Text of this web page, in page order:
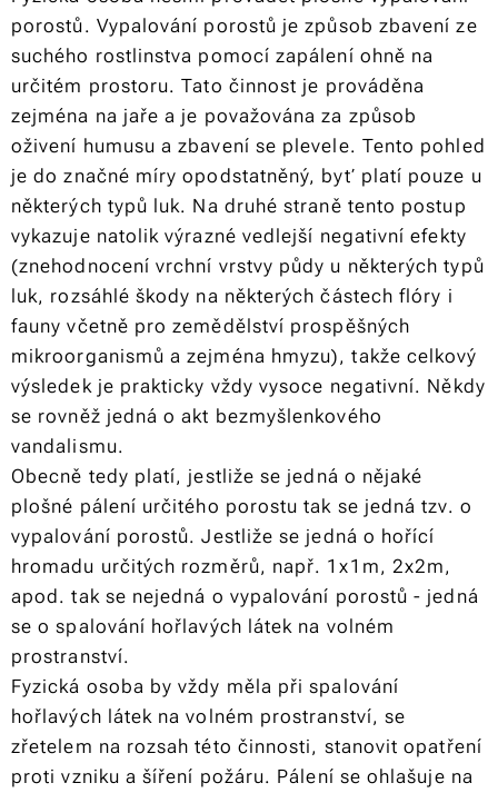
porostů. Vypalování porostů je způsob zbavení ze
suchého rostlinstva pomocí zapálení ohně na
určitém prostoru. Tato činnost je prováděna
zejména na jaře a je považována za způsob
oživení humusu a zbavení se plevele. Tento pohled
je do značné míry opodstatněný, byť platí pouze u
některých typů luk. Na druhé straně tento postup
vykazuje natolik výrazné vedlejší negativní efekty
(znehodnocení vrchní vrstvy půdy u některých typů
luk, rozsáhlé škody na některých částech flóry i
fauny včetně pro zemědělství prospěšných
mikroorganismů a zejména hmyzu), takže celkový
výsledek je prakticky vždy vysoce negativní. Někdy
se rovněž jedná o akt bezmyšlenkového
vandalismu.
Obecně tedy platí, jestliže se jedná o nějaké
plošné pálení určitého porostu tak se jedná tzv. o
vypalování porostů. Jestliže se jedná o hořící
hromadu určitých rozměrů, např. 1x1m, 2x2m,
apod. tak se nejedná o vypalování porostů - jedná
se o spalování hořlavých látek na volném
prostranství.
Fyzická osoba by vždy měla při spalování
hořlavých látek na volném prostranství, se
zřetelem na rozsah této činnosti, stanovit opatření
proti vzniku a šíření požáru. Pálení se ohlašuje na